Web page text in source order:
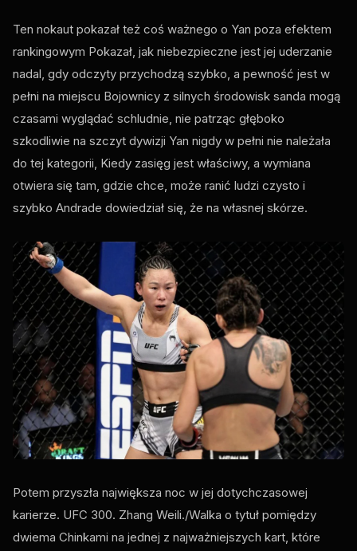
Ten nokaut pokazał też coś ważnego o Yan poza efektem
rankingowym Pokazał, jak niebezpieczne jest jej uderzanie
nadal, gdy odczyty przychodzą szybko, a pewność jest w
pełni na miejscu Bojownicy z silnych środowisk sanda mogą
czasami wyglądać schludnie, nie patrząc głęboko
szkodliwie na szczyt dywizji Yan nigdy w pełni nie należała
do tej kategorii, Kiedy zasięg jest właściwy, a wymiana
otwiera się tam, gdzie chce, może ranić ludzi czysto i
szybko Andrade dowiedział się, że na własnej skórze.
Potem przyszła największa noc w jej dotychczasowej
karierze. UFC 300. Zhang Weili./Walka o tytuł pomiędzy
dwiema Chinkami na jednej z najważniejszych kart, które